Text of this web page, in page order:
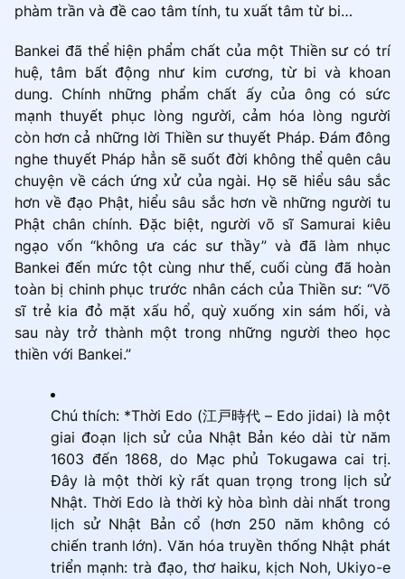
phàm trần và đề cao tâm tính, tu xuất tâm từ bi…
Bankei đã thể hiện phẩm chất của một Thiền sư có trí
huệ, tâm bất động như kim cương, từ bi và khoan
dung. Chính những phẩm chất ấy của ông có sức
mạnh thuyết phục lòng người, cảm hóa lòng người
còn hơn cả những lời Thiền sư thuyết Pháp. Đám đông
nghe thuyết Pháp hẳn sẽ suốt đời không thể quên câu
chuyện về cách ứng xử của ngài. Họ sẽ hiểu sâu sắc
hơn về đạo Phật, hiểu sâu sắc hơn về những người tu
Phật chân chính. Đặc biệt, người võ sĩ Samurai kiêu
ngạo vốn “không ưa các sư thầy” và đã làm nhục
Bankei đến mức tột cùng như thế, cuối cùng đã hoàn
toàn bị chinh phục trước nhân cách của Thiền sư: “Võ
sĩ trẻ kia đỏ mặt xấu hổ, quỳ xuống xin sám hối, và
sau này trở thành một trong những người theo học
thiền với Bankei.”
Chú thích: *Thời Edo (江戸時代 – Edo jidai) là một
giai đoạn lịch sử của Nhật Bản kéo dài từ năm
1603 đến 1868, do Mạc phủ Tokugawa cai trị.
Đây là một thời kỳ rất quan trọng trong lịch sử
Nhật. Thời Edo là thời kỳ hòa bình dài nhất trong
lịch sử Nhật Bản cổ (hơn 250 năm không có
chiến tranh lớn). Văn hóa truyền thống Nhật phát
triển mạnh: trà đạo, thơ haiku, kịch Noh, Ukiyo-e